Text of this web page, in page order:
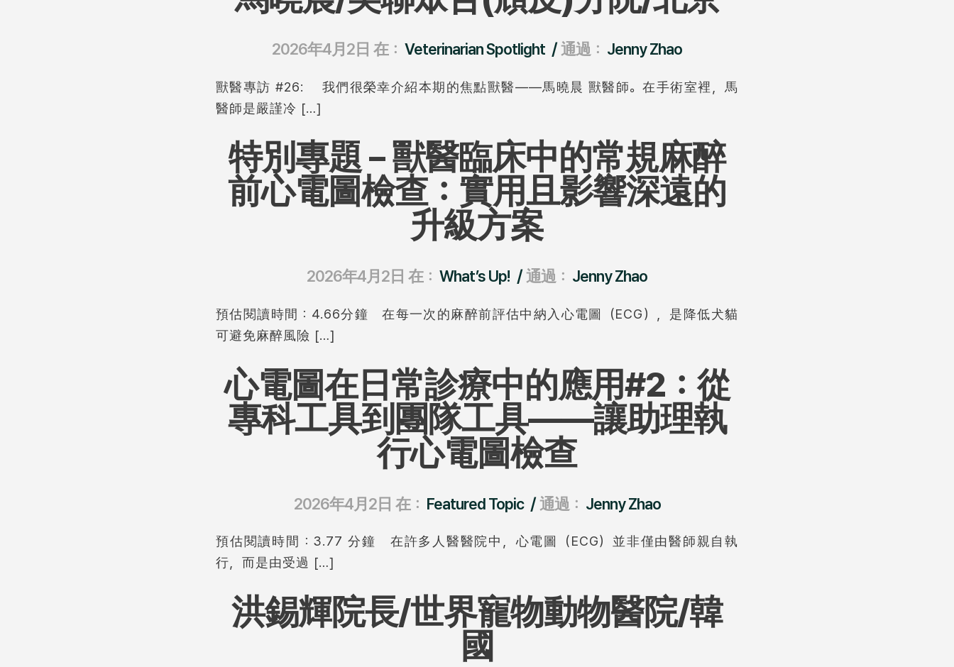
2026年4月2日 在： Veterinarian Spotlight /通過： Jenny Zhao
獸醫專訪 #26: 我們很榮幸介紹本期的焦點獸醫——馬曉晨 獸醫師。在手術室裡，馬
醫師是嚴謹冷 […]
特別專題 – 獸醫臨床中的常規麻醉
前心電圖檢查：實用且影響深遠的
升級方案
2026年4月2日 在： What’s Up! /通過： Jenny Zhao
預估閱讀時間：4.66分鐘 在每一次的麻醉前評估中納入心電圖（ECG），是降低犬貓
可避免麻醉風險 […]
心電圖在日常診療中的應用#2：從
專科工具到團隊工具——讓助理執
行心電圖檢查
2026年4月2日 在： Featured Topic / 通過： Jenny Zhao
預估閱讀時間：3.77 分鐘 在許多人醫醫院中，心電圖（ECG）並非僅由醫師親自執
行，而是由受過 […]
洪錫輝院長/世界寵物動物醫院/韓
國